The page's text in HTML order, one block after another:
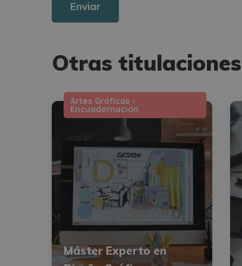
Otras titulaciones
Artes Gráficas -
Encuadernación
Máster Experto en